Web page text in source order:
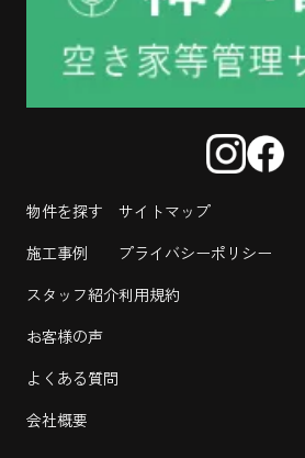
物件を探す
施工事例
スタッフ紹介
お客様の声
よくある質問
会社概要
サイトマップ
プライバシーポリシー
利用規約